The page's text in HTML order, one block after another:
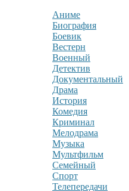
Аниме
Биография
Боевик
Вестерн
Военный
Детектив
Документальный
Драма
История
Комедия
Криминал
Мелодрама
Музыка
Мультфильм
Семейный
Спорт
Телепередачи